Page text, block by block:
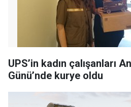
UPS’in kadın çalışanları
Günü’nde kurye oldu